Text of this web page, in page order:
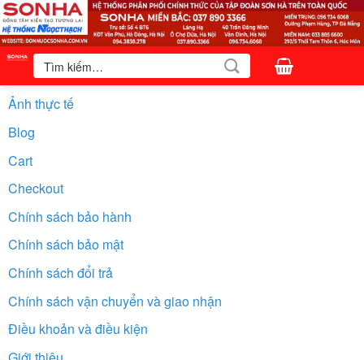
Bỏ
qua
nội
Tìm
kiếm:
Ảnh thực tế
Blog
Cart
Checkout
Chính sách bảo hành
Chính sách bảo mật
Chính sách đổi trả
Chính sách vận chuyển và giao nhận
Điều khoản và điều kiện